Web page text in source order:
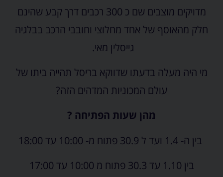
מדויקים מוצבים שם כ 300 רכבים דרך קבע שהינם
חלק מהאוסף של אחד מחלוצי וחובבי הרכב בבלגיה
גייסלין מאי.
מי היה מעלה בדעתו שדווקא בריסל תהייה ביתו של
עולם המכוניות המדהים הזה?
מהן שעות הפתיחה ?
בין ה- 1.4 ועד ל 30.9 פתוח מ- 10:00 עד 18:00
בין 1.10 עד 30.3 פתוח מ 10:00 עד 17:00